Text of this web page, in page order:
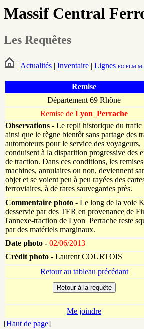
Massif Central
Les Requêtes
| Actualités | Inventaire | Lignes PO PLM
Remise
Département 69 Rhône
Remise de Lyon_Perrache
Observations - Le repli historique du trafic
ainsi que le règne bientôt sans partage des
automoteurs pour le service des voyageurs,
conduisent à la disparition progressive des
de traction. Dans ces conditions, les remises
machines, annulaires ou non, deviennent
objet et se voient peu à peu rayées des
ferroviaires, à de rares sauvegardes près.
Commentaire photo - Le long de la voie
desservie par des TER en provenance de
l'annexe-traction de Lyon_Perrache reste
par des matériels marginaux.
Date photo - 02/06/2013
Crédit photo - Laurent COURTOIS
Retour au tableau précédant
Me joindre
[Haut de page]